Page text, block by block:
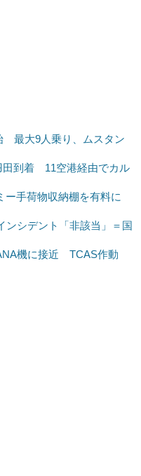
最大9人乗り、ムスタン
田到着 11空港経由でカル
ー手荷物収納棚を有料に
ンシデント「非該当」＝国
機に接近 TCAS作動